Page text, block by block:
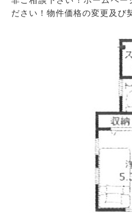
ださい！物件価格の変更及び